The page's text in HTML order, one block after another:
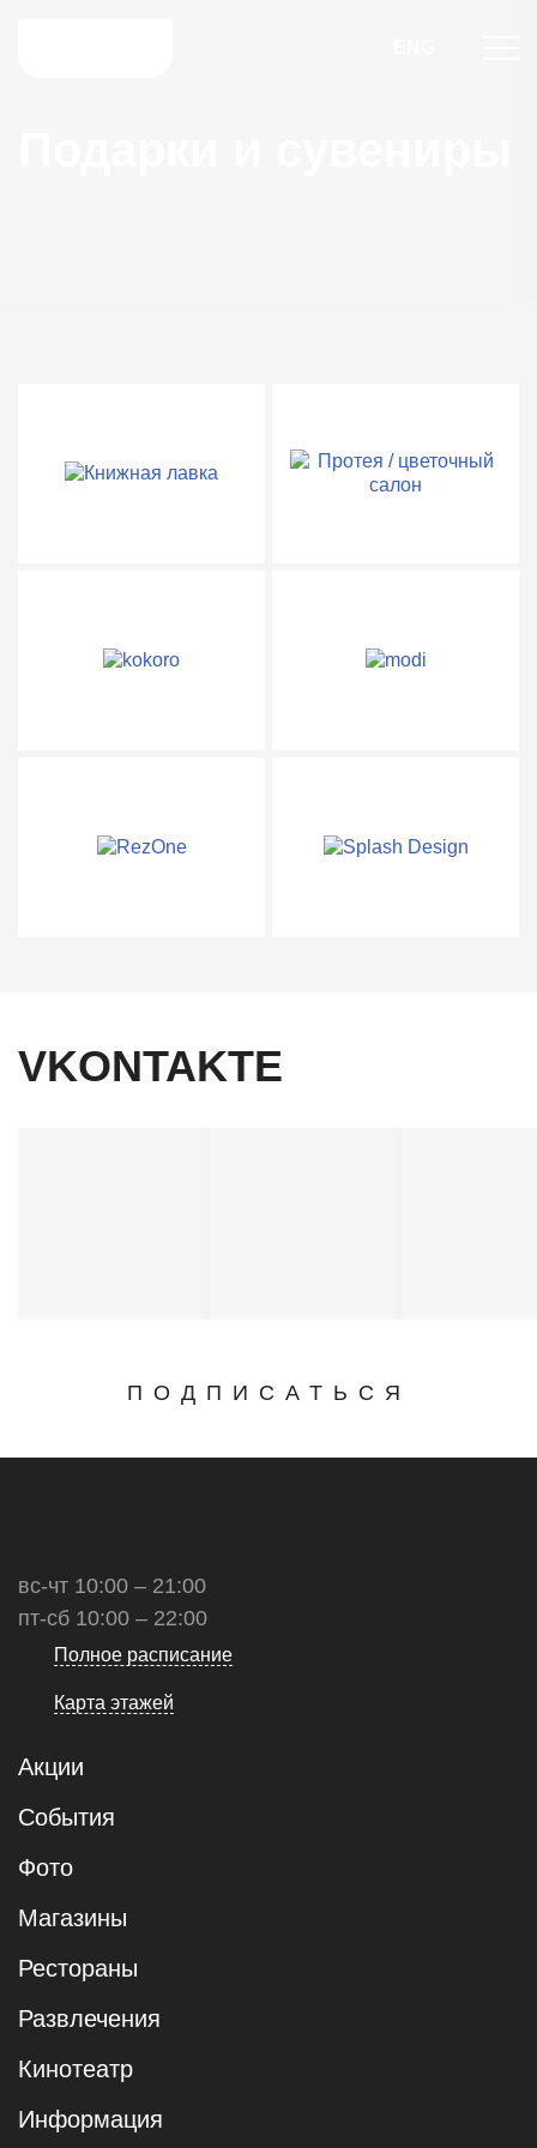
VKONTAKTE
ПОДПИСАТЬСЯ
вс-чт 10:00 – 21:00
пт-сб 10:00 – 22:00
Полное расписание
Карта этажей
Акции
События
Фото
Магазины
Рестораны
Развлечения
Кинотеатр
Информация